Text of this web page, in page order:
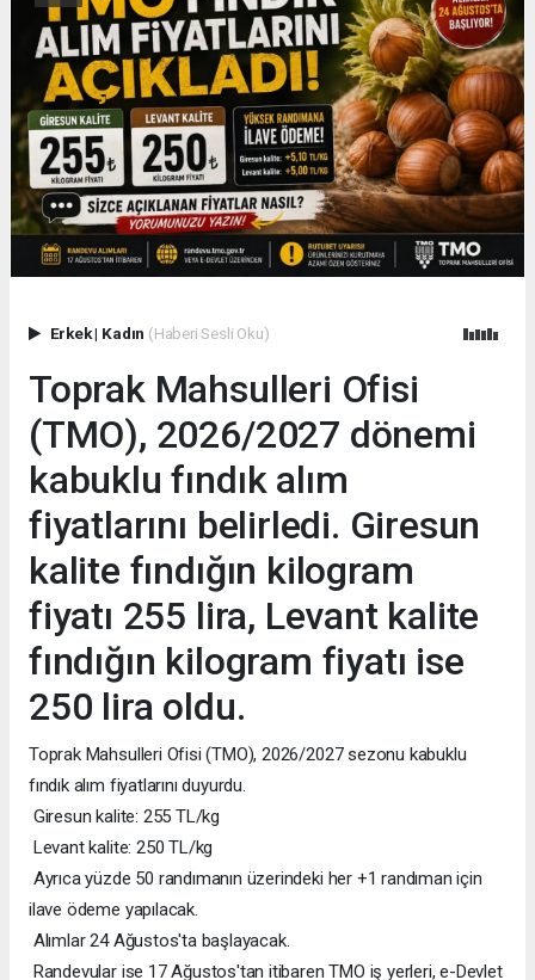
Erkek| Kadın (Haberi Sesli Oku)
Toprak Mahsulleri Ofisi
(TMO), 2026/2027 dönemi
kabuklu fındık alım
fiyatlarını belirledi. Giresun
kalite fındığın kilogram
fiyatı 255 lira, Levant kalite
fındığın kilogram fiyatı ise
250 lira oldu.
Toprak Mahsulleri Ofisi (TMO), 2026/2027 sezonu kabuklu
fındık alım fiyatlarını duyurdu.
Giresun kalite: 255 TL/kg
Levant kalite: 250 TL/kg
Ayrıca yüzde 50 randımanın üzerindeki her +1 randıman için
ilave ödeme yapılacak.
Alımlar 24 Ağustos'ta başlayacak.
Randevular ise 17 Ağustos'tan itibaren TMO iş yerleri, e-Devlet